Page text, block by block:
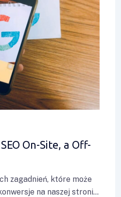
On-Site, a Off-
zagadnień, które może
na naszej stronie.